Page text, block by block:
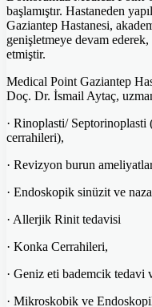
başlamıştır. Hastaneden
Gaziantep Hastanesi,
genişletmeye devam
etmiştir.
Medical Point Gaziantep
Doç. Dr. İsmail Aytaç,
· Rinoplasti/
cerrahileri),
· Revizyon burun
· Endoskopik sinüzit ve
· Allerjik Rinit tedavisi
· Konka Cerrahileri,
· Geniz eti bademcik tedavi
· Mikroskobik ve